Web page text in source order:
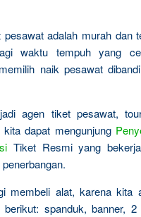
adalah murah dan
waktu tempuh yang
naik pesawat
agen tiket pesawat,
dapat mengunjung
Tiket Resmi yang
membeli alat, karena kita
berikut: spanduk, banner,